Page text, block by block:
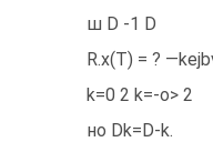
ш D -1 D
R.x(T) = ?
k=0 2 k=-o> 2
но Dk=D-k.